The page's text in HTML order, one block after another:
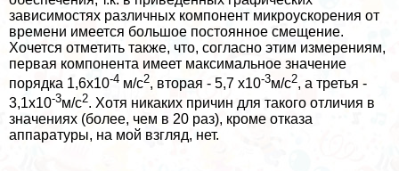
зависимостях различных компонент микроускорения от
времени имеется большое постоянное смещение.
Хочется отметить также, что, согласно этим измерениям,
первая компонента имеет максимальное значение
порядка 1,6x10-4 м/с2, вторая - 5,7 x10-3м/с2, а третья -
3,1x10-3м/с2. Хотя никаких причин для такого отличия в
значениях (более, чем в 20 раз), кроме отказа
аппаратуры, на мой взгляд, нет.